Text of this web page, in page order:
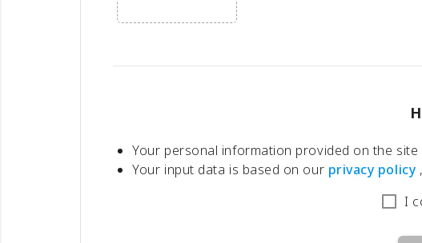
Your personal information provided on the
Your input data is based on our privacy policy
I